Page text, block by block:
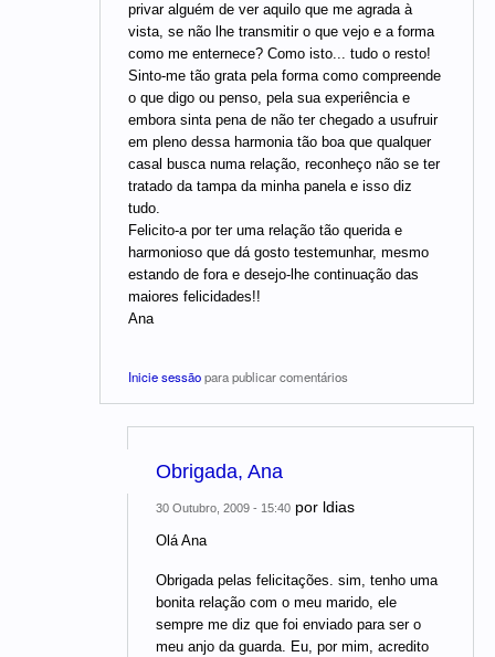
privar alguém de ver aquilo que me agrada à
vista, se não lhe transmitir o que vejo e a forma
como me enternece? Como isto... tudo o resto!
Sinto-me tão grata pela forma como compreende
o que digo ou penso, pela sua experiência e
embora sinta pena de não ter chegado a usufruir
em pleno dessa harmonia tão boa que qualquer
casal busca numa relação, reconheço não se ter
tratado da tampa da minha panela e isso diz
tudo.
Felicito-a por ter uma relação tão querida e
harmonioso que dá gosto testemunhar, mesmo
estando de fora e desejo-lhe continuação das
maiores felicidades!!
Ana
Inicie sessãopara publicar comentários
Obrigada, Ana
30 Outubro, 2009 - 15:40 por ldias
Olá Ana
Obrigada pelas felicitações. sim, tenho uma
bonita relação com o meu marido, ele
sempre me diz que foi enviado para ser o
meu anjo da guarda. Eu, por mim, acredito